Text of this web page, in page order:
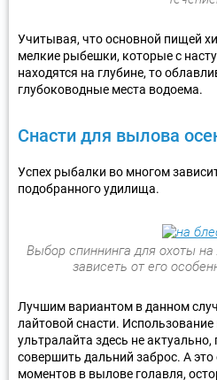
Учитывая, что основной пищей
мелкие рыбешки, которые с
находятся на глубине, то
глубоководные места водоема.
Снасти для вылова
Успех рыбалки во многом
подобранного удилища.
Выбор спиннинга для охоты
зависеть от его
Лучшим вариантом в данном
лайтовой снасти.
ультралайта здесь не
совершить дальний заброс. А
моментов в вылове голавля,